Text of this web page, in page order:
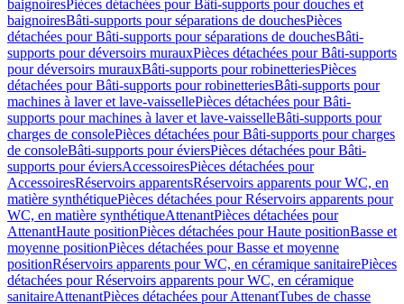
baignoiresPièces détachées pour Bâti-supports pour douches et
baignoiresBâti-supports pour séparations de douchesPièces
détachées pour Bâti-supports pour séparations de douchesBâti-
supports pour déversoirs murauxPièces détachées pour Bâti-supports
pour déversoirs murauxBâti-supports pour robinetteriesPièces
détachées pour Bâti-supports pour robinetteriesBâti-supports pour
machines à laver et lave-vaissellePièces détachées pour Bâti-
supports pour machines à laver et lave-vaisselleBâti-supports pour
charges de consolePièces détachées pour Bâti-supports pour charges
de consoleBâti-supports pour éviersPièces détachées pour Bâti-
supports pour éviersAccessoiresPièces détachées pour
AccessoiresRéservoirs apparentsRéservoirs apparents pour WC, en
matière synthétiquePièces détachées pour Réservoirs apparents pour
WC, en matière synthétiqueAttenantPièces détachées pour
AttenantHaute positionPièces détachées pour Haute positionBasse et
moyenne positionPièces détachées pour Basse et moyenne
positionRéservoirs apparents pour WC, en céramique sanitairePièces
détachées pour Réservoirs apparents pour WC, en céramique
sanitaireAttenantPièces détachées pour AttenantTubes de chasse